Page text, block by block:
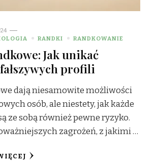
RANDKI RANDKOWANIE
Jak unikać
profili
dają niesamowite możliwości
osób, ale niestety, jak każde
ze sobą również pewne ryzyko.
zagrożeń, z jakimi …